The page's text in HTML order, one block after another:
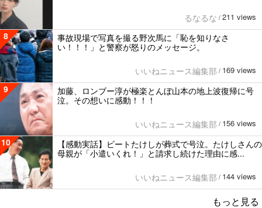
るなるな / 211 views
8
事故現場で写真を撮る野次馬に「恥を知りなさ
い！！！」と警察が怒りのメッセージ。
いいねニュース編集部 / 169 views
9
加藤、ロンブー淳が極楽とんぼ山本の地上波復帰に号
泣。その想いに感動！！！
いいねニュース編集部 / 156 views
10
【感動実話】ビートたけしが葬式で号泣。たけしさんの
母親が「小遣いくれ！」と請求し続けた理由に感...
いいねニュース編集部 / 144 views
もっと見る